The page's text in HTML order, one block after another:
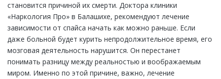
становится причиной их смерти. Доктора клиники
«Наркология Про» в Балашихе, рекомендуют лечение
зависимости от спайса начать как можно раньше. Если
даже больной будет курить непродолжительное время, его
мозговая деятельность нарушится. Он перестанет
понимать разницу между реальностью и воображаемым
миром. Именно по этой причине, важно, лечение